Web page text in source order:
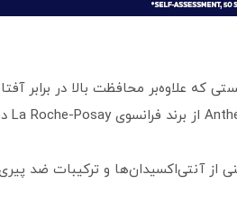
که علاوه‌بر محافظت بالا در